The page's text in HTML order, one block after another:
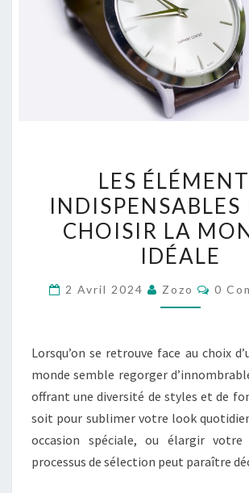
E
S
É
L
M
T
S
I
N
D
I
LES
INDISPENSABLES
CHOISIR LA
IDÉALE
2 Avril 2024 Zozo
C
N
A
R
E
0
Lorsqu’on se retrouve face au choix
monde semble regorger
offrant une diversité de styles et de
soit pour sublimer votre look
occasion spéciale, ou élargir
processus de sélection peut paraître